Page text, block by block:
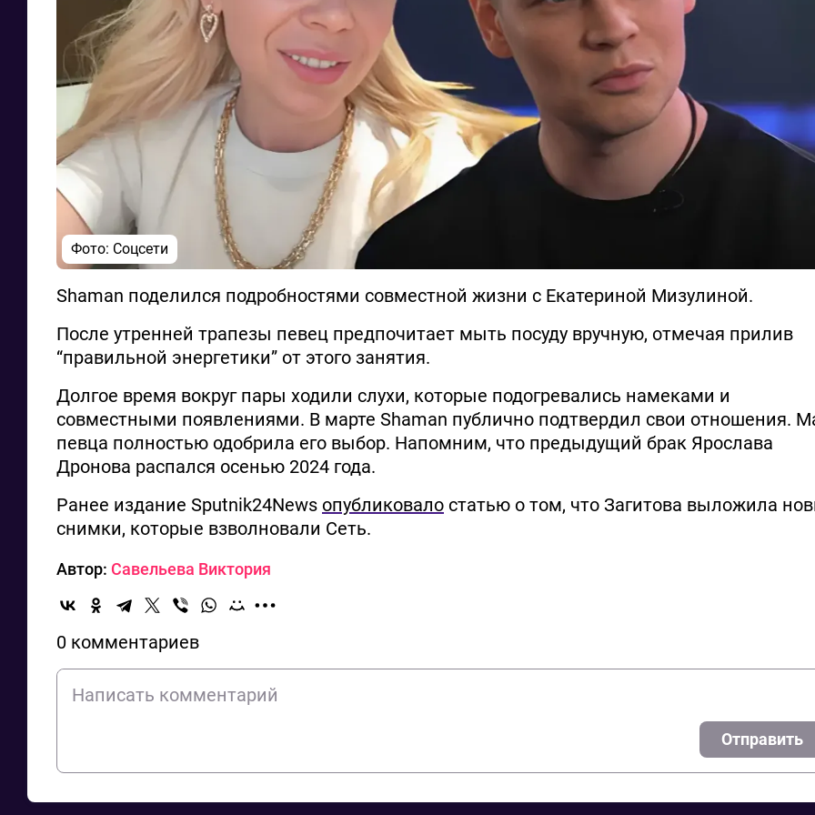
Фото: Соцсети
Shaman поделился подробностями совместной жизни с Екатериной Мизулиной.
После утренней трапезы певец предпочитает мыть посуду вручную, отмечая прилив
“правильной энергетики” от этого занятия.
Долгое время вокруг пары ходили слухи, которые подогревались намеками и
совместными появлениями. В марте Shaman публично подтвердил свои отношения.
певца полностью одобрила его выбор. Напомним, что предыдущий брак Ярослава
Дронова распался осенью 2024 года.
Ранее издание Sputnik24News опубликовало статью о том, что Загитова выложила
снимки, которые взволновали Сеть.
Автор: Савельева Виктория
0 комментариев
Отправить